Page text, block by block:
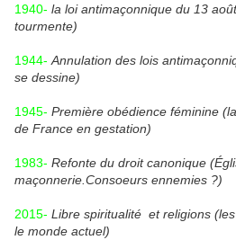
1940- la loi antimaçonnique du 13 août
tourmente)
1944- Annulation des lois
se dessine)
1945- Première obédience féminine
de France en gestation)
1983- Refonte du droit canonique
maçonnerie.Consoeurs ennemies ?)
2015- Libre spiritualité et religions
le monde actuel)